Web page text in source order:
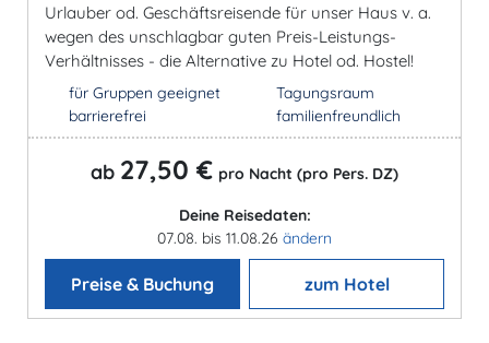
Urlauber od. Geschäftsreisende für unser Haus v. a.
wegen des unschlagbar guten Preis-Leistungs-
Verhältnisses - die Alternative zu Hotel od. Hostel!
für Gruppen geeignet
barrierefrei
Tagungsraum
familienfreundlich
ab 27,50 € pro Nacht (pro Pers. DZ)
Deine Reisedaten:
07.08. bis 11.08.26 ändern
Preise & Buchung zum Hotel